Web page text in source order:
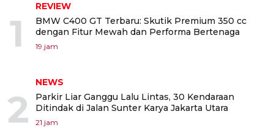
1
REVIEW
BMW C400 GT Terbaru: Skutik Premium 350 cc
dengan Fitur Mewah dan Performa Bertenaga
19 jam
2
NEWS
Parkir Liar Ganggu Lalu Lintas, 30 Kendaraan
Ditindak di Jalan Sunter Karya Jakarta Utara
21 jam